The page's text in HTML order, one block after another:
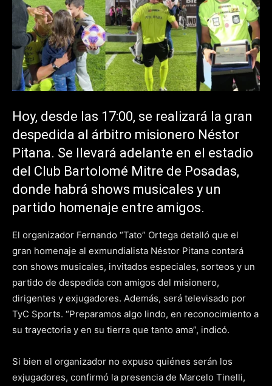
Hoy, desde las 17:00, se realizará la gran
despedida al árbitro misionero Néstor
Pitana. Se llevará adelante en el estadio
del Club Bartolomé Mitre de Posadas,
donde habrá shows musicales y un
partido homenaje entre amigos.
El organizador Fernando “Tato” Ortega detalló que el
gran homenaje al exmundialista Néstor Pitana contará
con shows musicales, invitados especiales, sorteos y un
partido de despedida con amigos del misionero,
dirigentes y exjugadores. Además, será televisado por
TyC Sports. “Preparamos algo lindo, en reconocimiento a
su trayectoria y en su tierra que tanto ama”, indicó.
Si bien el organizador no expuso quiénes serán los
exjugadores, confirmó la presencia de Marcelo Tinelli,